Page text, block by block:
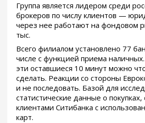
Группа является лидером среди
брокеров по числу клиентов —
через нее работают на фондовом
тыс.
Всего филиалом установлено 77
числе с функцией приема
эти оставшиеся 10 минут можно
сделать. Реакции со стороны
и не последовать. Базой для
статистические данные о
клиентами Ситибанка с
карт.